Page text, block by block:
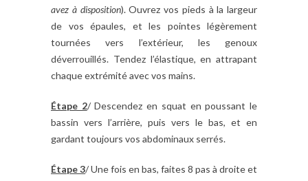
avez à disposition). Ouvrez vos pieds à la largeur
de vos épaules, et les pointes légèrement
tournées vers l’extérieur, les genoux
déverrouillés. Tendez l’élastique, en attrapant
chaque extrémité avec vos mains.
Étape 2/ Descendez en squat en poussant le
bassin vers l’arrière, puis vers le bas, et en
gardant toujours vos abdominaux serrés.
Étape 3/ Une fois en bas, faites 8 pas à droite et